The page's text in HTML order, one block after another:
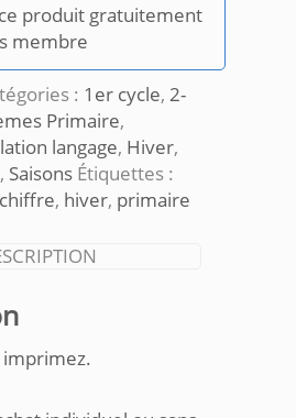
produit gratuitement
membre
: 1er cycle, 2-
Primaire,
langage, Hiver,
, Saisons Étiquettes :
chiffre, hiver, primaire
imprimez.